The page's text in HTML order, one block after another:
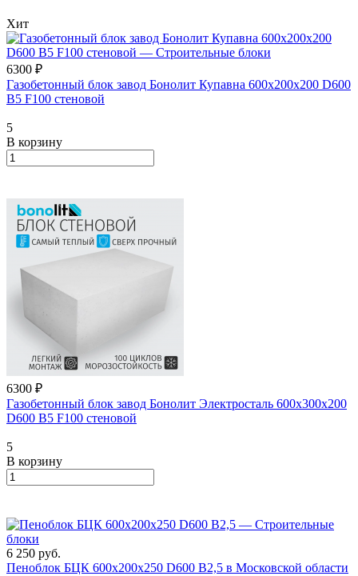
Хит
6300 ₽
Газобетонный блок завод Бонолит Купавна 600х200х200 D600
B5 F100 стеновой
5
В корзину
6300 ₽
Газобетонный блок завод Бонолит Электросталь 600х300х200
D600 B5 F100 стеновой
5
В корзину
6 250 руб.
Пеноблок БЦК 600х200х250 D600 В2,5 в Московской области